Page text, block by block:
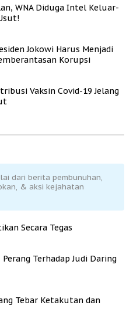
WNA Diduga Intel Keluar-
Jokowi Harus Menjadi
Korupsi
Vaksin Covid-19 Jelang
dari berita pembunuhan,
& aksi kejahatan
Secara Tegas
Terhadap Judi Daring
Tebar Ketakutan dan